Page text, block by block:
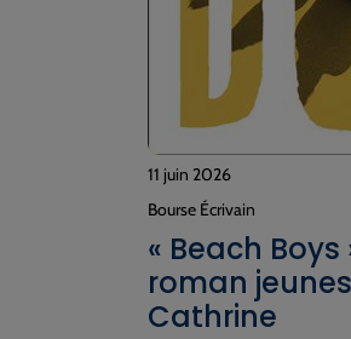
11 juin 2026
Bourse Écrivain
« Beach
roman
Cathrine